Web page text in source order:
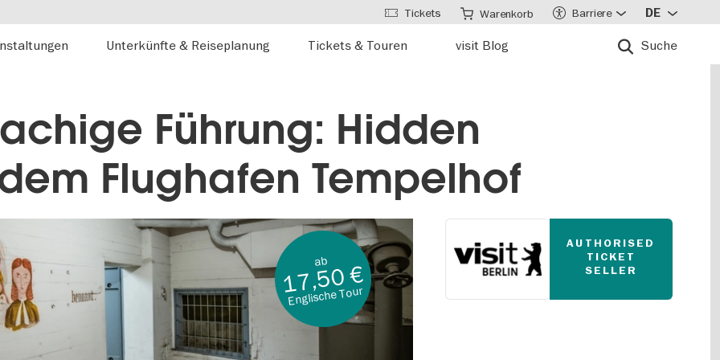
Unterkünfte & Reiseplanung Tickets & Touren visit Blog Suche
Tickets Warenkorb Barriere DE
Führung: Hidden
Flughafen Tempelhof
ab
17,50 €
Englische Tour
AUTHORISED
TICKET
SELLER